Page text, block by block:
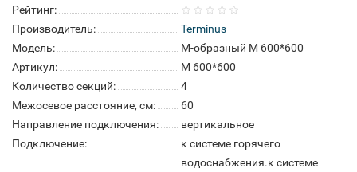
Рейтинг:
Производитель:
Terminus
Модель:
M-образный М 600*600
Артикул:
М 600*600
Количество секций:
4
Межосевое расстояние, см:
60
Направление подключения:
вертикальное
Подключение:
к системе горячего
водоснабжения.к системе